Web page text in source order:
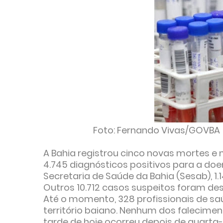
Foto: Fernando Vivas/GOVBA
A Bahia registrou cinco novas mortes e
4.745 diagnósticos positivos para a
Secretaria de Saúde da Bahia (Sesab),
Outros 10.712 casos suspeitos foram
Até o momento, 328 profissionais de
território baiano. Nenhum dos